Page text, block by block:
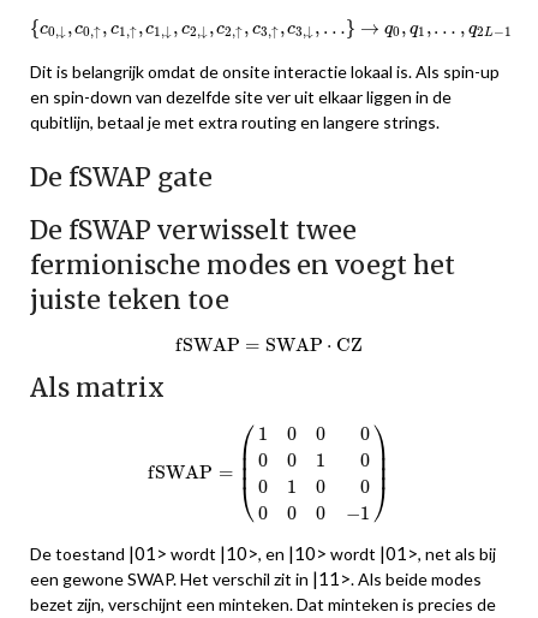
{c0,↓,c0,↑, c1,↑,c1,↓, c2,↓,c2,↑, c3,↑,c3,↓, …} → q0, q1 ,… , q2L−1
{c 3, …
Dit is belangrijk omdat de onsite interactie lokaal is. Als spin-up
en spin-down van dezelfde site ver uit elkaar liggen in de
qubitlijn, betaal je met extra routing en langere strings.
De fSWAP gate
De fSWAP verwisselt twee
fermionische modes en voegt het
juiste teken toe
fSWAP = SWAP ⋅ CZ
fSW A SWAP⋅C Z
Als matrix
fSWAP =
⎛
⎜
⎜ ⎜⎝
1 0 0
0
0
0 1
0
0
1 0
0
0
0 0 −1
⎞⎟ ⎟
⎟
⎠
0 0 01 01 000
De toestand |01> wordt |10>, en |10> wordt |01>, net als bij
een gewone SWAP. Het verschil zit in |11>. Als beide modes
bezet zijn, verschijnt een minteken. Dat minteken is precies de